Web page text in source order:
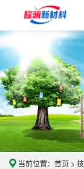
当前位置： 首页 >